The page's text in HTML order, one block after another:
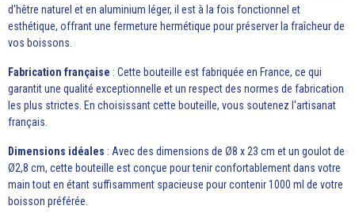
d'hêtre naturel et en aluminium léger, il est à la fois fonctionnel et
esthétique, offrant une fermeture hermétique pour préserver la fraîcheur de
vos boissons.
Fabrication française : Cette bouteille est fabriquée en France, ce qui
garantit une qualité exceptionnelle et un respect des normes de fabrication
les plus strictes. En choisissant cette bouteille, vous soutenez l'artisanat
français.
Dimensions idéales : Avec des dimensions de Ø8 x 23 cm et un goulot de
Ø2,8 cm, cette bouteille est conçue pour tenir confortablement dans votre
main tout en étant suffisamment spacieuse pour contenir 1000 ml de votre
boisson préférée.